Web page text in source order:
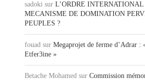
sadoki sur L’ORDRE INTERNATIONAL
MECANISME DE DOMINATION
PEUPLES ?
fouad sur Megaprojet de ferme d’Adrar :
Etfer3ine »
Betache Mohamed sur Commission